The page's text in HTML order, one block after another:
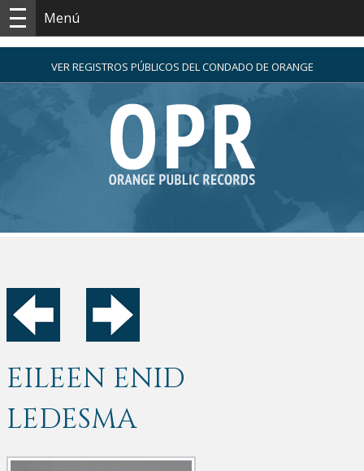
Menú
VER REGISTROS PÚBLICOS DEL CONDADO DE ORANGE
EILEEN ENID
LEDESMA